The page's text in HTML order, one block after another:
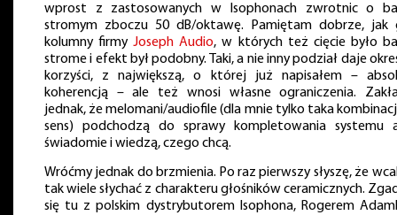
wprost z zastosowanych w Isophonach zwrotnic o
stromym zboczu 50 dB/oktawę. Pamiętam dobrze, jak
kolumny firmyJoseph Audio, w których też cięcie było
strome i efekt był podobny. Taki, a nie inny podział daje
korzyści, z największą, o której już napisałem –
koherencją – ale też wnosi własne ograniczenia.
jednak, że melomani/audiofile (dla mnie tylko taka
sens) podchodzą do sprawy kompletowania systemu
świadomie i wiedzą, czego chcą.
Wróćmy jednak do brzmienia. Po raz pierwszy słyszę, że
tak wiele słychać z charakteru głośników ceramicznych.
się tu z polskim dystrybutorem Isophona, Rogerem